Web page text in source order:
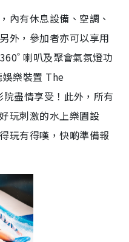
內有休息設備、空調、
外，參加者亦可以享用
360˚喇叭及聚會氣氛燈功
樂裝置 The
院盡情享受！此外，所有
玩刺激的水上樂園設
玩有得嘆，快啲準備報